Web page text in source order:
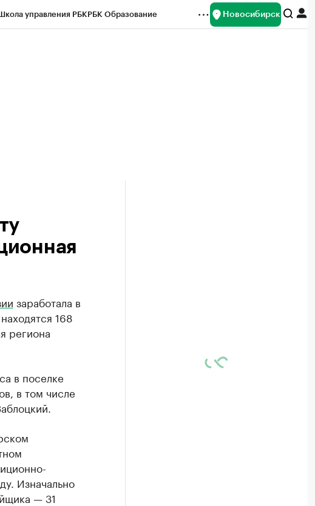
управления РБКРБК Образование Новосибирск
заработала в
168
региона
в поселке
в том числе
Изначально
— 31